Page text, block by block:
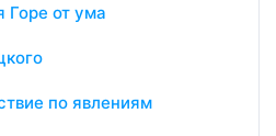
от ума
по явлениям